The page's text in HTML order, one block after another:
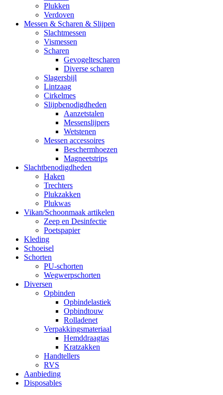
Plukken
Verdoven
Messen & Scharen & Slijpen
Slachtmessen
Vismessen
Scharen
Gevogeltescharen
Diverse scharen
Slagersbijl
Lintzaag
Cirkelmes
Slijpbenodigdheden
Aanzetstalen
Messenslijpers
Wetstenen
Messen accessoires
Beschermhoezen
Magneetstrips
Slachtbenodigdheden
Haken
Trechters
Plukzakken
Plukwas
Vikan/Schoonmaak artikelen
Zeep en Desinfectie
Poetspapier
Kleding
Schoeisel
Schorten
PU-schorten
Wegwerpschorten
Diversen
Opbinden
Opbindelastiek
Opbindtouw
Rolladenet
Verpakkingsmateriaal
Hemddraagtas
Kratzakken
Handtellers
RVS
Aanbieding
Disposables